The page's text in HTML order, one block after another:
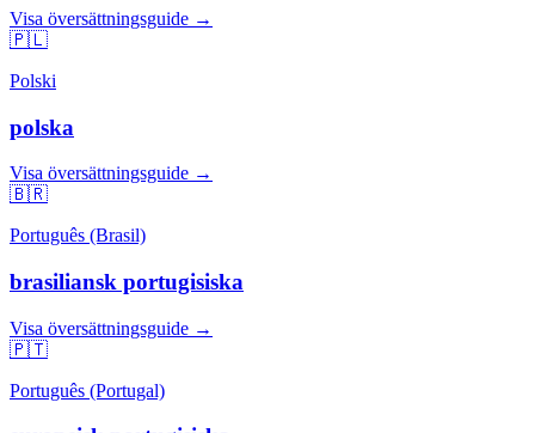
Visa översättningsguide →
🇵🇱
Polski
polska
Visa översättningsguide →
🇧🇷
Português (Brasil)
brasiliansk portugisiska
Visa översättningsguide →
🇵🇹
Português (Portugal)